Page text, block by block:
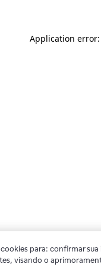
Application
para: confirmar
visando o